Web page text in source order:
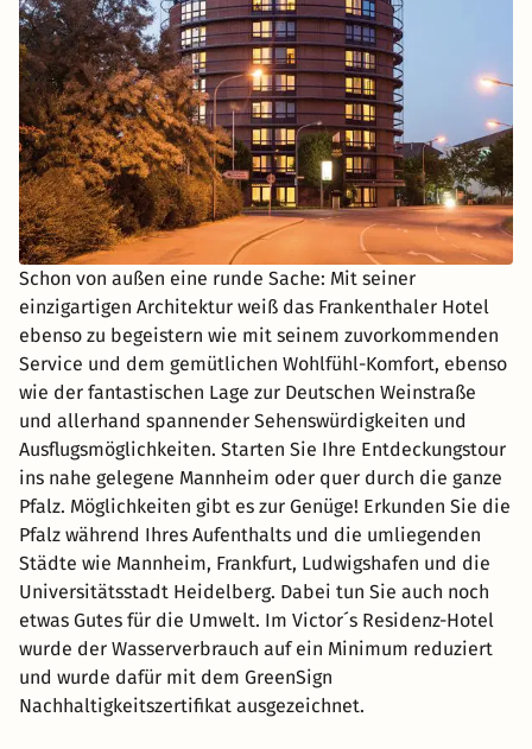
Schon von außen eine runde Sache: Mit seiner
einzigartigen Architektur weiß das Frankenthaler Hotel
ebenso zu begeistern wie mit seinem zuvorkommenden
Service und dem gemütlichen Wohlfühl-Komfort, ebenso
wie der fantastischen Lage zur Deutschen Weinstraße
und allerhand spannender Sehenswürdigkeiten und
Ausflugsmöglichkeiten. Starten Sie Ihre Entdeckungstour
ins nahe gelegene Mannheim oder quer durch die ganze
Pfalz. Möglichkeiten gibt es zur Genüge! Erkunden Sie die
Pfalz während Ihres Aufenthalts und die umliegenden
Städte wie Mannheim, Frankfurt, Ludwigshafen und die
Universitätsstadt Heidelberg. Dabei tun Sie auch noch
etwas Gutes für die Umwelt. Im Victor´s Residenz-Hotel
wurde der Wasserverbrauch auf ein Minimum reduziert
und wurde dafür mit dem GreenSign
Nachhaltigkeitszertifikat ausgezeichnet.